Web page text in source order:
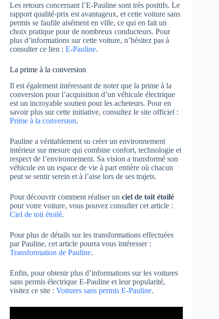
Les retours concernant l’E-Pauline sont très positifs. Le
rapport qualité-prix est avantageux, et cette voiture sans
permis se faufile aisément en ville, ce qui en fait un
choix pratique pour de nombreux conducteurs. Pour
plus d’informations sur cette voiture, n’hésitez pas à
consulter ce lien : E-Pauline.
La prime à la conversion
Il est également intéressant de noter que la prime à la
conversion pour l’acquisition d’un véhicule électrique
est un incroyable soutien pour les acheteurs. Pour en
savoir plus sur cette initiative, consultez le site officiel :
Prime à la conversion.
Pauline a véritablement su créer un environnement
intérieur sur mesure qui combine confort, technologie et
respect de l’environnement. Sa vision a transformé son
véhicule en un espace de vie à part entière où chacun
peut se sentir serein et à l’aise lors de ses trajets.
Pour découvrir comment réaliser un ciel de toit étoilé
pour votre voiture, vous pouvez consulter cet article :
Ciel de toit étoilé.
Pour plus de détails sur les transformations effectuées
par Pauline, cet article pourra vous intéresser :
Transformation de Pauline.
Enfin, pour obtenir plus d’informations sur les voitures
sans permis électrique E-Pauline et leur popularité,
visitez ce site : Voitures sans permis E-Pauline.